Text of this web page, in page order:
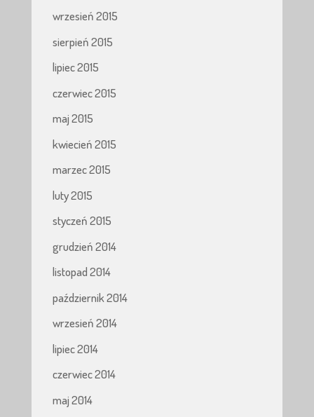
wrzesień 2015
sierpień 2015
lipiec 2015
czerwiec 2015
maj 2015
kwiecień 2015
marzec 2015
luty 2015
styczeń 2015
grudzień 2014
listopad 2014
październik 2014
wrzesień 2014
lipiec 2014
czerwiec 2014
maj 2014